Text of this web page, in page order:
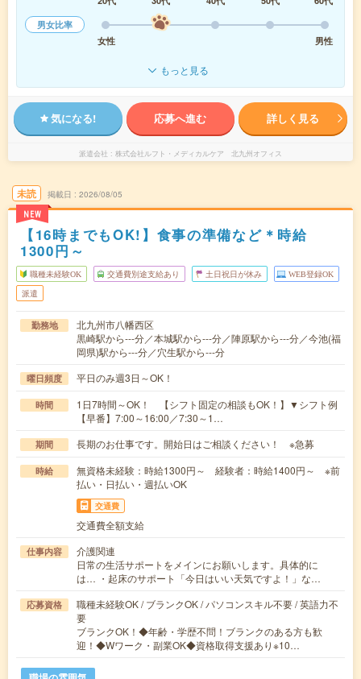
男女比率
女性
男性
もっと見る
気になる! 応募へ進む 詳しく見る
派遣会社 株式会社ルフト・メディカルケア 北九州オフィス
未読
NEW
掲載日 2026/08/05
【16時までもOK!】食事の準備など＊時給
1300円～
職種未経験OK 交通費別途支給あり 土日祝日が休み WEB登録OK
派遣
勤務地
北九州市八幡西区
黒崎駅から---分／本城駅から---分／陣原駅から---分／今池(福
岡県)駅から---分／穴生駅から---分
曜日頻度 平日のみ週3日～OK！
時間
1日7時間～OK！ 【シフト固定の相談もOK！】▼シフト例
【早番】7:00～16:00／7:30～1…
期間 長期のお仕事です。開始日はご相談ください！ ※急募
時給
無資格未経験：時給1300円～ 経験者：時給1400円～ ※前
払い・日払い・週払いOK
交通費
交通費全額支給
仕事内容
介護関連
日常の生活サポートをメインにお願いします。具体的に
は… ・起床のサポート「今日はいい天気ですよ！」な…
応募資格
職種未経験OK / ブランクOK / パソコンスキル不要 / 英語力不
要
ブランクOK！◆年齢・学歴不問！ブランクのある方も歓
迎！◆Wワーク・副業OK◆資格取得支援あり※10…